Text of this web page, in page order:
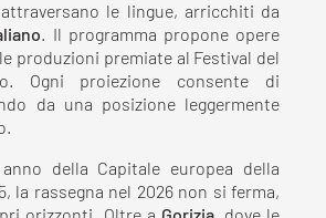
le lingue, arricchiti da
. Il programma propone opere
produzioni premiate al Festival del
Ogni proiezione consente di
da una posizione leggermente
anno della Capitale europea della
la rassegna nel 2026 non si ferma,